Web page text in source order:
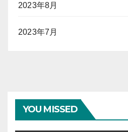
2023年8月
2023年7月
YOU MISSED